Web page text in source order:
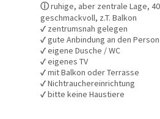
ⓘruhige, aber zentrale Lage,
geschmackvoll, z.T. Balkon
✓ zentrumsnah gelegen
✓gute Anbindung an den
✓eigene Dusche / WC
✓eigenes TV
✓mit Balkon oder Terrasse
✓Nichtrauchereinrichtung
✓bitte keine Haustiere